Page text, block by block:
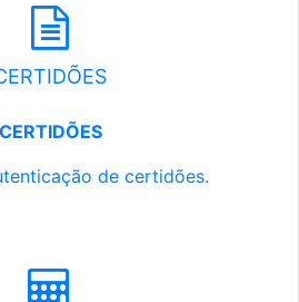
CERTIDÕES
de certidões.